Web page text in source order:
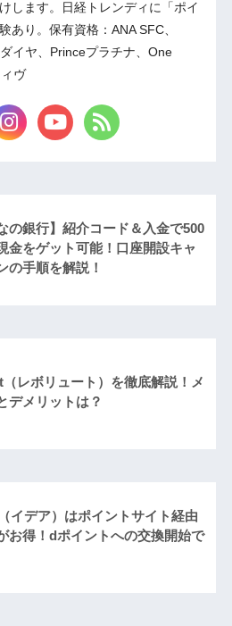
します。日経トレンディに「ポイ
あり。保有資格：ANA SFC、
イヤ、Princeプラチナ、One
ヴ
の銀行】紹介コード＆入金で500
金をゲット可能！口座開設キャ
の手順を解説！
（レボリュート）を徹底解説！メ
デメリットは？
イデア）はポイントサイト経由
お得！dポイントへの交換開始で